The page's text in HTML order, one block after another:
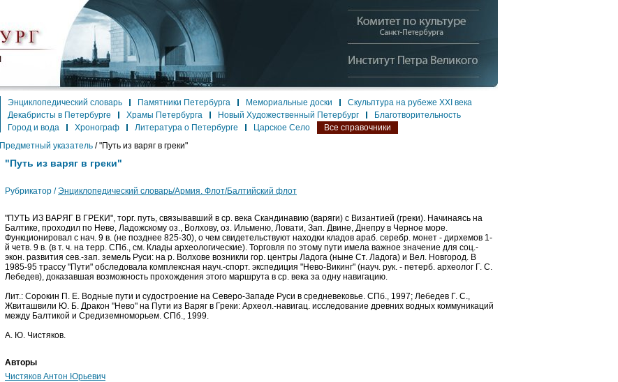
Энциклопедический словарь Памятники Петербурга Мемориальные доски
Скульптура на рубеже XXI века
Декабристы в Петербурге
Храмы Петербурга Новый Художественный Петербург
Благотворительность
Город и вода
Хронограф Литература о Петербурге Царское Село
Все справочники
Предметный указатель / "Путь из варяг в греки"
"Путь из варяг в греки"
Рубрикатор / Энциклопедический словарь/Армия. Флот/Балтийский флот
"ПУТЬ ИЗ ВАРЯГ В ГРЕКИ", торг. путь, связывавший в ср. века Скандинавию (варяги) с Византией (греки). Начинаясь на
Балтике, проходил по Неве, Ладожскому оз., Волхову, оз. Ильменю, Ловати, Зап. Двине, Днепру в Черное море.
Функционировал с нач. 9 в. (не позднее 825-30), о чем свидетельствуют находки кладов араб. серебр. монет - дирхемов 1-
й четв. 9 в. (в т. ч. на терр. СПб., см. Клады археологические). Торговля по этому пути имела важное значение для соц.-
экон. развития сев.-зап. земель Руси: на р. Волхове возникли гор. центры Ладога (ныне Ст. Ладога) и Вел. Новгород. В
1985-95 трассу "Пути" обследовала комплексная науч.-спорт. экспедиция "Нево-Викинг" (науч. рук. - петерб. археолог Г. С.
Лебедев), доказавшая возможность прохождения этого маршрута в ср. века за одну навигацию.
Лит.: Сорокин П. Е. Водные пути и судостроение на Северо-Западе Руси в средневековье. СПб., 1997; Лебедев Г. С.,
Жвиташвили Ю. Б. Дракон "Нево" на Пути из Варяг в Греки: Археол.-навигац. исследование древних водных коммуникаций
между Балтикой и Средиземноморьем. СПб., 1999.
А. Ю. Чистяков.
Авторы
Чистяков Антон Юрьевич